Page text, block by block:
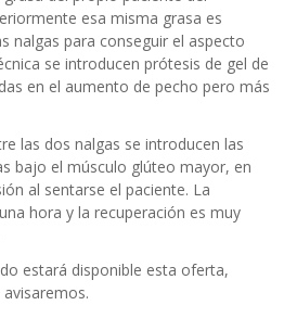
esa misma grasa es
nalgas para conseguir el aspecto
se introducen prótesis de gel de
en el aumento de pecho pero más
las dos nalgas se introducen las
bajo el músculo glúteo mayor, en
al sentarse el paciente. La
hora y la recuperación es muy
estará disponible esta oferta,